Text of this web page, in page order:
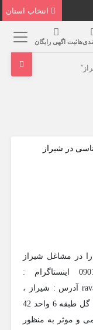
ثبت اگهی رایگان
را در مشاغل شیراز
دیده اید. شماره تماس : 09016196817 اینستاگرام :
maryamghorbaninezhad وبسایت : ravankam.ir آدرس : شیراز ،
بلوار مطهری ، نبش ستارخان ساختمان صد گل طبقه 6 واحد 42
و موثر به منظور